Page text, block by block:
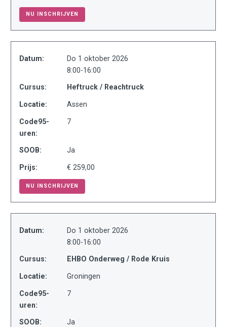
NU INSCHRIJVEN
Datum:
Do 1 oktober 2026
8:00-16:00
Cursus: Heftruck / Reachtruck
Locatie: Assen
Code95-
uren:
7
SOOB: Ja
Prijs: € 259,00
NU INSCHRIJVEN
Datum:
Do 1 oktober 2026
8:00-16:00
Cursus: EHBO Onderweg / Rode Kruis
Locatie: Groningen
Code95-
uren:
7
SOOB: Ja